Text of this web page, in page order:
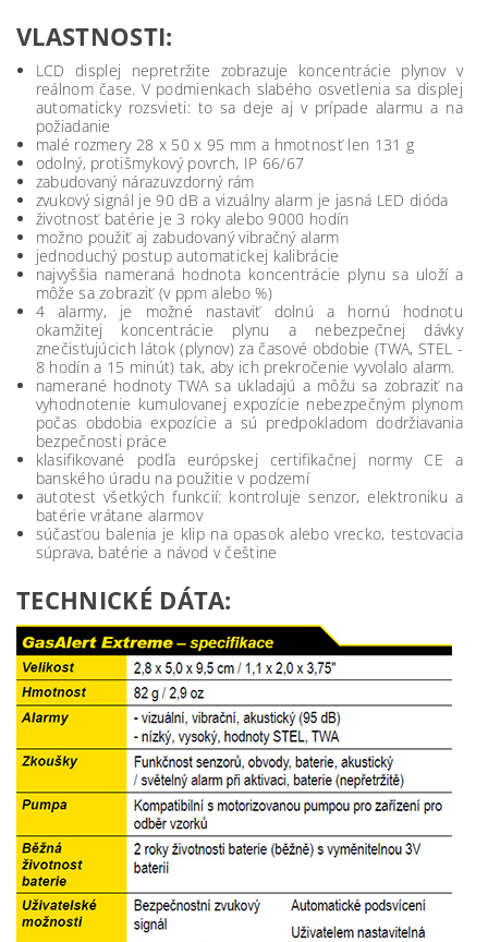
VLASTNOSTI:
LCD displej nepretržite zobrazuje koncentrácie plynov v
reálnom čase. V podmienkach slabého osvetlenia sa displej
automaticky rozsvieti: to sa deje aj v prípade alarmu a na
požiadanie
malé rozmery 28 x 50 x 95 mm a hmotnosť len 131 g
odolný, protišmykový povrch, IP 66/67
zabudovaný nárazuvzdorný rám
zvukový signál je 90 dB a vizuálny alarm je jasná LED dióda
životnosť batérie je 3 roky alebo 9000 hodín
možno použiť aj zabudovaný vibračný alarm
jednoduchý postup automatickej kalibrácie
najvyššia nameraná hodnota koncentrácie plynu sa uloží a
môže sa zobraziť (v ppm alebo %)
4 alarmy, je možné nastaviť dolnú a hornú hodnotu
okamžitej koncentrácie plynu a nebezpečnej dávky
znečisťujúcich látok (plynov) za časové obdobie (TWA, STEL -
8 hodín a 15 minút) tak, aby ich prekročenie vyvolalo alarm.
namerané hodnoty TWA sa ukladajú a môžu sa zobraziť na
vyhodnotenie kumulovanej expozície nebezpečným plynom
počas obdobia expozície a sú predpokladom dodržiavania
bezpečnosti práce
klasifikované podľa európskej certifikačnej normy CE a
banského úradu na použitie v podzemí
autotest všetkých funkcií: kontroluje senzor, elektroniku a
batérie vrátane alarmov
súčasťou balenia je klip na opasok alebo vrecko, testovacia
súprava, batérie a návod v češtine
TECHNICKÉ DÁTA: